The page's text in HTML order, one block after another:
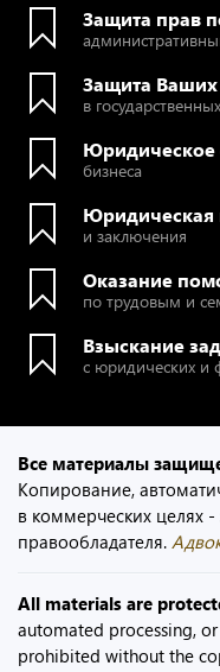
Защита прав
Защита Ваших
в
Юридическое
бизнеса
Юридическая
и заключения
Оказание
по трудовым и
Взыскание
с юридических и
Все материалы
Копирование,
в коммерческих целях
правообладателя.
All materials are
automated processing,
prohibited without the